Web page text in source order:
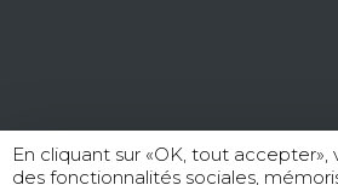
En cliquant sur «OK, tout
des fonctionnalités sociales,